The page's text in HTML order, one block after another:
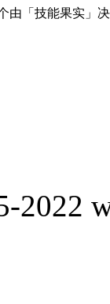
由「技能果实」
2022